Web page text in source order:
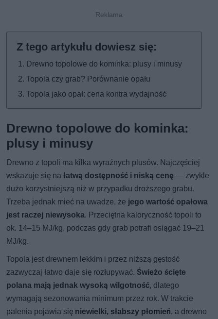
Drewno topolowe do kominka: plusy i minusy
Topola czy grab? Porównanie opału
Topola jako opał: cena kontra wydajność
Drewno topolowe do kominka:
plusy i minusy
Drewno z topoli ma kilka wyraźnych plusów. Najczęściej
wskazuje się nałatwą dostępność i niską cenę — zwykle
dużo korzystniejszą niż w przypadku droższego grabu.
Trzeba jednak mieć na uwadze, że jego wartość opałowa
jest raczej niewysoka. Przeciętna kaloryczność topoli to
ok. 14–15 MJ/kg, podczas gdy grab potrafi osiągać 19–21
MJ/kg.
Topola jest drewnem lekkim i przez niższą gęstość
zazwyczaj łatwo daje się rozłupywać. Świeżo ścięte
polana mają jednak wysoką wilgotność, dlatego
wymagają sezonowania minimum przez rok. W trakcie
palenia pojawia się niewielki, słabszy płomień, a drewno